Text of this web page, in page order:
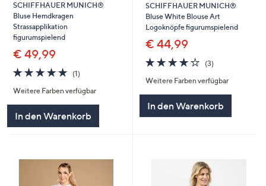
SCHIFFHAUER MUNICH®
Bluse Hemdkragen
Strassapplikation
figurumspielend
€ 49,99
5.0
von
5
(1)1
Weitere Farben verfügbar
In den Warenkorb
SCHIFFHAUER MUNICH®
Bluse White Blouse Art
Logoknöpfe figurumspielend
€ 44,99
4.0
von
5
(3)3
Weitere Farben verfügbar
In den Warenkorb